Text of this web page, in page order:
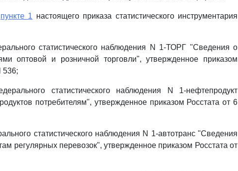
пункте 1 настоящего приказа статистического инструментария
статистического наблюдения N 1-ТОРГ "Сведения о
оптовой и розничной торговли", утвержденное приказом
536;
статистического наблюдения N 1-нефтепродукт
потребителям", утвержденное приказом Росстата от 6
статистического наблюдения N 1-автотранс "Сведения
регулярных перевозок", утвержденное приказом Росстата от